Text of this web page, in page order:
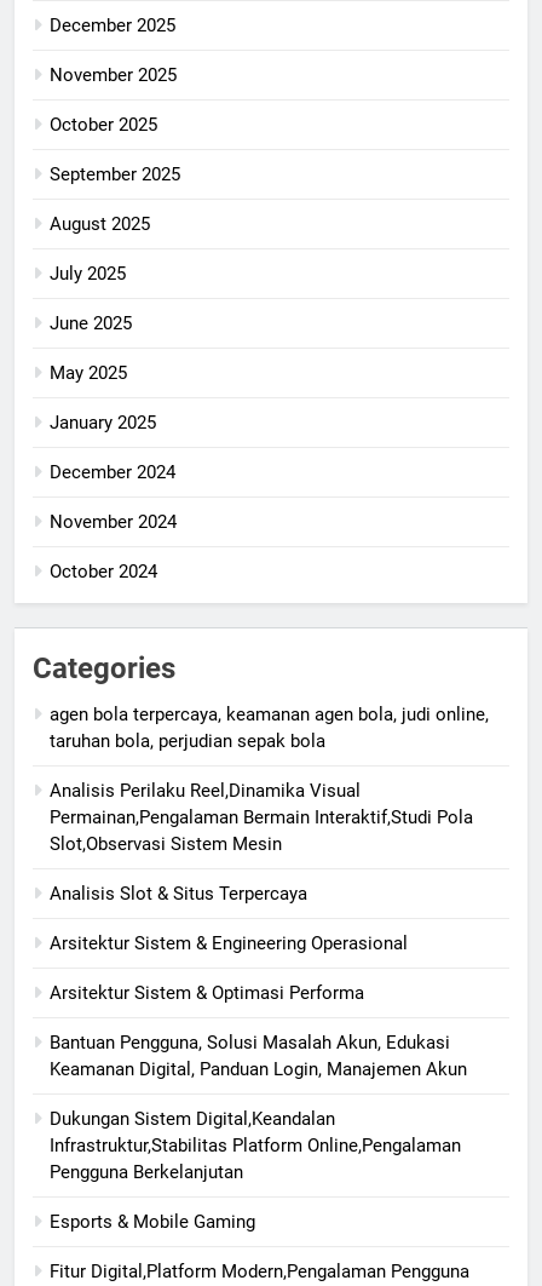
December 2025
November 2025
October 2025
September 2025
August 2025
July 2025
June 2025
May 2025
January 2025
December 2024
November 2024
October 2024
Categories
agen bola terpercaya, keamanan agen bola, judi online,
taruhan bola, perjudian sepak bola
Analisis Perilaku Reel,Dinamika Visual
Permainan,Pengalaman Bermain Interaktif,Studi Pola
Slot,Observasi Sistem Mesin
Analisis Slot & Situs Terpercaya
Arsitektur Sistem & Engineering Operasional
Arsitektur Sistem & Optimasi Performa
Bantuan Pengguna, Solusi Masalah Akun, Edukasi
Keamanan Digital, Panduan Login, Manajemen Akun
Dukungan Sistem Digital,Keandalan
Infrastruktur,Stabilitas Platform Online,Pengalaman
Pengguna Berkelanjutan
Esports & Mobile Gaming
Fitur Digital,Platform Modern,Pengalaman Pengguna